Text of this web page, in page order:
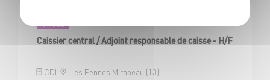
CAISSE
Caissier central / Adjoint responsable de caisse - H/F
CDI Les Pennes Mirabeau (13)